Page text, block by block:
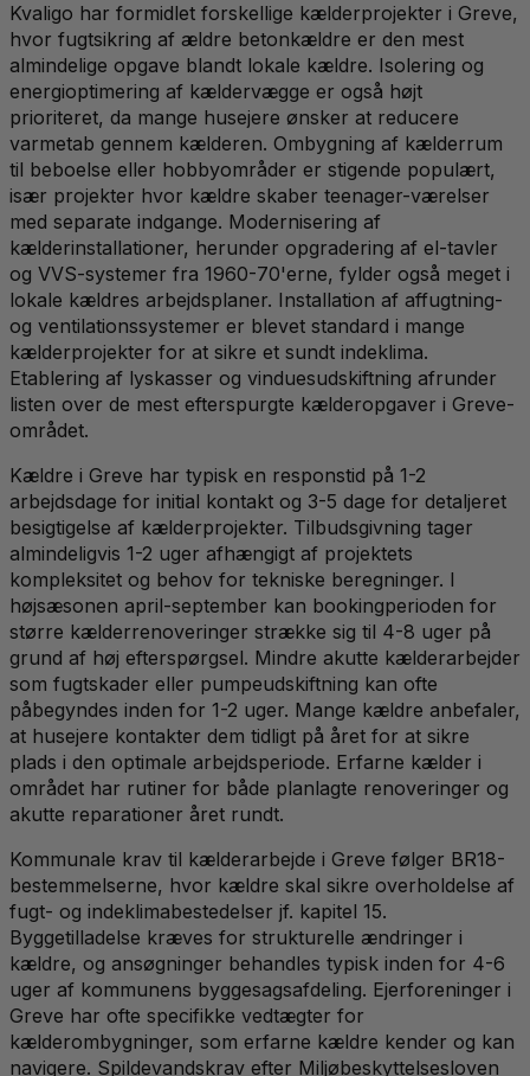
Kvaligo har formidlet forskellige kælderprojekter i Greve,
hvor fugtsikring af ældre betonkældre er den mest
almindelige opgave blandt lokale kældre. Isolering og
energioptimering af kældervægge er også højt
prioriteret, da mange husejere ønsker at reducere
varmetab gennem kælderen. Ombygning af kælderrum
til beboelse eller hobbyområder er stigende populært,
især projekter hvor kældre skaber teenager-værelser
med separate indgange. Modernisering af
kælderinstallationer, herunder opgradering af el-tavler
og VVS-systemer fra 1960-70'erne, fylder også meget i
lokale kældres arbejdsplaner. Installation af affugtning-
og ventilationssystemer er blevet standard i mange
kælderprojekter for at sikre et sundt indeklima.
Etablering af lyskasser og vinduesudskiftning afrunder
listen over de mest efterspurgte kælderopgaver i Greve-
området.
Kældre i Greve har typisk en responstid på 1-2
arbejdsdage for initial kontakt og 3-5 dage for detaljeret
besigtigelse af kælderprojekter. Tilbudsgivning tager
almindeligvis 1-2 uger afhængigt af projektets
kompleksitet og behov for tekniske beregninger. I
højsæsonen april-september kan bookingperioden for
større kælderrenoveringer strække sig til 4-8 uger på
grund af høj efterspørgsel. Mindre akutte kælderarbejder
som fugtskader eller pumpeudskiftning kan ofte
påbegyndes inden for 1-2 uger. Mange kældre anbefaler,
at husejere kontakter dem tidligt på året for at sikre
plads i den optimale arbejdsperiode. Erfarne kælder i
området har rutiner for både planlagte renoveringer og
akutte reparationer året rundt.
Kommunale krav til kælderarbejde i Greve følger BR18-
bestemmelserne, hvor kældre skal sikre overholdelse af
fugt- og indeklimabestedelser jf. kapitel 15.
Byggetilladelse kræves for strukturelle ændringer i
kældre, og ansøgninger behandles typisk inden for 4-6
uger af kommunens byggesagsafdeling. Ejerforeninger i
Greve har ofte specifikke vedtægter for
kælderombygninger, som erfarne kældre kender og kan
navigere. Spildevandskrav efter Miljøbeskyttelsesloven